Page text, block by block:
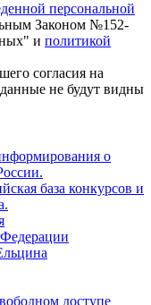
персональной
Законом №152-
и политикой
согласия на
не будут видны